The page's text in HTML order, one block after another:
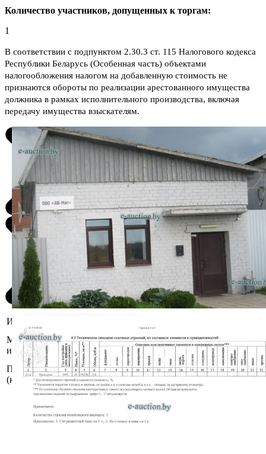
Количество участников, допущенных к торгам:
1
В соответствии с подпунктом 2.30.3 ст. 115 Налогового кодекса
Республики Беларусь (Особенная часть) объектами
налогообложения налогом на добавленную стоимость не
признаются обороты по реализации арестованного имущества
должника в рамках исполнительного производства, включая
передачу имущества взыскателям.
Информация о предмете торгов
Местоположение
имущества
Минская область, Березинский р-н,
Погостский с/с, 17, 0,5 км. западнее д.
Василевщина
Площадь общая
(кв.м.)
55.8
Сведения о капитальном строении из
Наименование: Проходная;
Назначение: Здание специализированное